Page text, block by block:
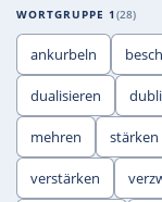
WORTGRUPPE 1 28
ankurbeln
dualisieren
mehren stärken
verstärken